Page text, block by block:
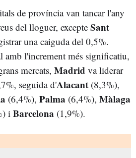
de província van tancar l'any
del lloguer, excepteSant
una caiguda del 0,5%.
amb l'increment més significatiu,
mercats, Madrid va liderar
seguida d'Alacant (8,3%),
(6,4%), Palma (6,4%), Màlaga
i Barcelona (1,9%).